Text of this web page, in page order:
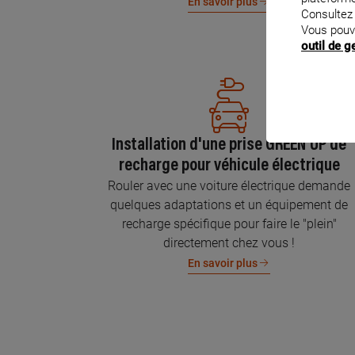
Installation d'une prise GREEN'UP de
recharge pour véhicule électrique
Rouler avec une voiture électrique demande
quelques adaptations et un équipement de
recharge spécifique pour faire le "plein"
directement chez vous !
En savoir plus
Vous
outil de